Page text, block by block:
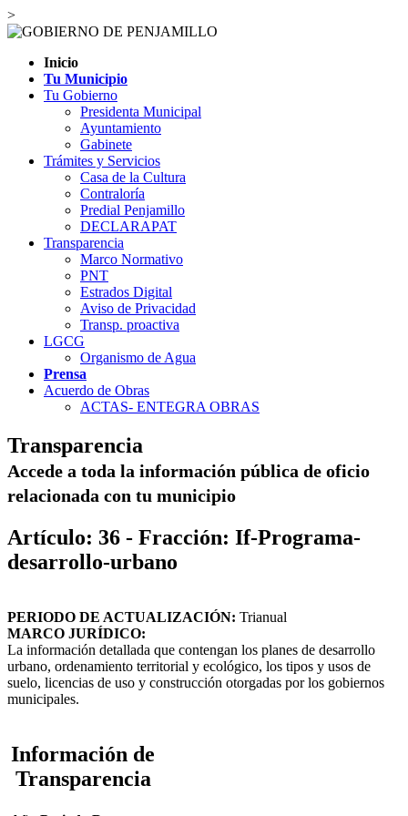
>
Inicio
Tu Municipio
Tu Gobierno
Presidenta Municipal
Ayuntamiento
Gabinete
Trámites y Servicios
Casa de la Cultura
Contraloría
Predial Penjamillo
DECLARAPAT
Transparencia
Marco Normativo
PNT
Estrados Digital
Aviso de Privacidad
Transp. proactiva
LGCG
Organismo de Agua
Prensa
Acuerdo de Obras
ACTAS- ENTEGRA OBRAS
Transparencia
Accede a toda la información pública de oficio
relacionada con tu municipio
Artículo: 36 - Fracción: If-Programa-
desarrollo-urbano
PERIODO DE ACTUALIZACIÓN: Trianual
MARCO JURÍDICO:
La información detallada que contengan los planes de desarrollo
urbano, ordenamiento territorial y ecológico, los tipos y usos de
suelo, licencias de uso y construcción otorgadas por los gobiernos
municipales.
Información de
Transparencia